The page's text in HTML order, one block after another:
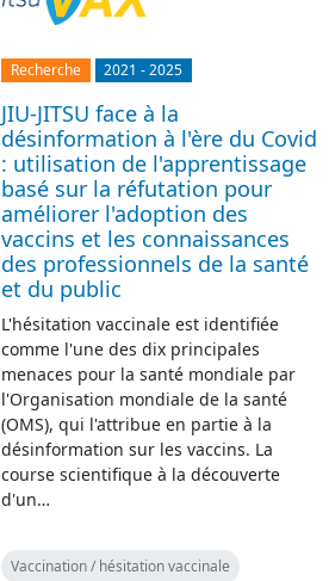
Recherche 2021 -2025
JIU-JITSU face à la
désinformation à l'ère du Covid
: utilisation de l'apprentissage
basé sur la réfutation pour
améliorer l'adoption des
vaccins et les connaissances
des professionnels de la santé
et du public
L'hésitation vaccinale est identifiée
comme l'une des dix principales
menaces pour la santé mondiale par
l'Organisation mondiale de la santé
(OMS), qui l'attribue en partie à la
désinformation sur les vaccins. La
course scientifique à la découverte
d'un…
Vaccination / hésitation vaccinale